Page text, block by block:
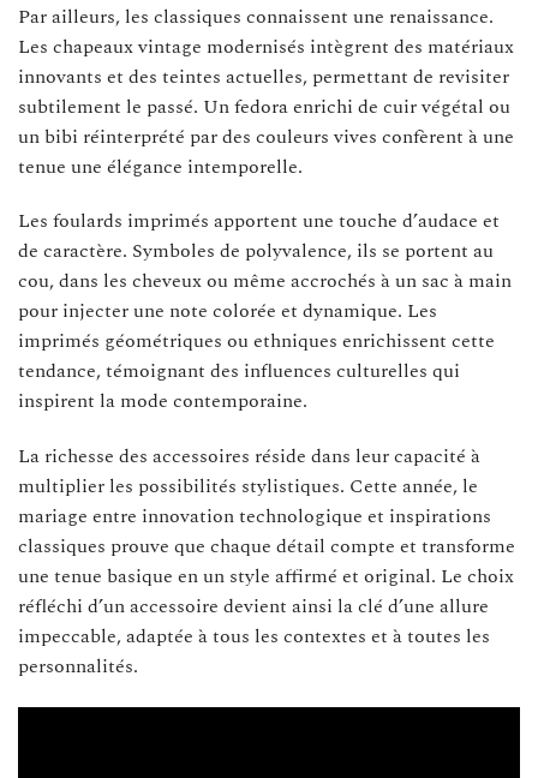
Par ailleurs, les classiques connaissent une renaissance.
Les chapeaux vintage modernisés intègrent des matériaux
innovants et des teintes actuelles, permettant de revisiter
subtilement le passé. Un fedora enrichi de cuir végétal ou
un bibi réinterprété par des couleurs vives confèrent à une
tenue une élégance intemporelle.
Les foulards imprimés apportent une touche d’audace et
de caractère. Symboles de polyvalence, ils se portent au
cou, dans les cheveux ou même accrochés à un sac à main
pour injecter une note colorée et dynamique. Les
imprimés géométriques ou ethniques enrichissent cette
tendance, témoignant des influences culturelles qui
inspirent la mode contemporaine.
La richesse des accessoires réside dans leur capacité à
multiplier les possibilités stylistiques. Cette année, le
mariage entre innovation technologique et inspirations
classiques prouve que chaque détail compte et transforme
une tenue basique en un style affirmé et original. Le choix
réfléchi d’un accessoire devient ainsi la clé d’une allure
impeccable, adaptée à tous les contextes et à toutes les
personnalités.